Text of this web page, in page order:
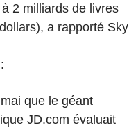
2 milliards de livres
a rapporté Sky
que le géant
JD.com évaluait